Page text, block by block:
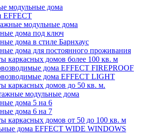
модульные дома
EFFECT
модульные дома
дома под ключ
дома в стиле Барнхаус
дома для постоянного проживания
каркасных домов более 100 кв. м
дома EFFECT FIREPROOF
дома EFFECT LIGHT
каркасных домов до 50 кв. м.
модульные дома
дома 5 на 6
дома 6 на 7
каркасных домов от 50 до 100 кв. м
дома EFFECT WIDE WINDOWS